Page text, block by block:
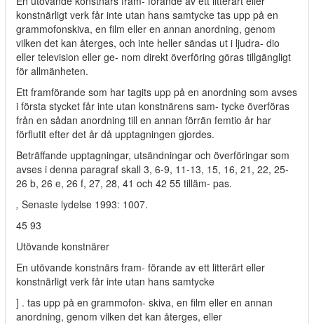
konstnärligt verk får inte utan hans samtycke tas upp på en
grammofonskiva, en film eller en annan anordning, genom
vilken det kan återges, och inte heller sändas ut i ljudra- dio
eller television eller ge- nom direkt överföring göras tillgängligt
för allmänheten.
Ett framförande som har tagits upp på en anordning som avses
i första stycket får inte utan konstnärens sam- tycke överföras
från en sådan anordning till en annan förrän femtio år har
förflutit efter det år då upptagningen gjordes.
Beträffande upptagningar, utsändningar och överföringar som
avses i denna paragraf skall 3, 6-9, 11-13, 15, 16, 21, 22, 25-
26 b, 26 e, 26 f, 27, 28, 41 och 42 55 tilläm- pas.
, Senaste lydelse 1993: 1007.
45 93
Utövande konstnärer
En utövande konstnärs fram- förande av ett litterärt eller
konstnärligt verk får inte utan hans samtycke
] . tas upp på en grammofon- skiva, en film eller en annan
anordning, genom vilken det kan återges, eller